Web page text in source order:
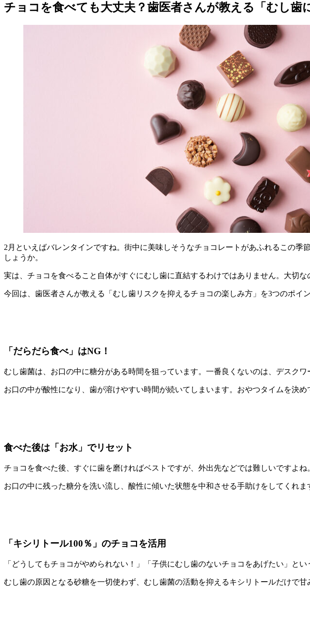
チョコを食べても大丈夫？歯医者さんが教える「むし歯
2月といえばバレンタインですね。街中に美味しそうなチョコレートがあふれるこの
しょうか。
実は、チョコを食べること自体がすぐにむし歯に直結するわけではありません。大切な
今回は、歯医者さんが教える「むし歯リスクを抑えるチョコの楽しみ方」を3つのポイ
「だらだら食べ」はNG！
むし歯菌は、お口の中に糖分がある時間を狙っています。一番良くないのは、デスク
お口の中が酸性になり、歯が溶けやすい時間が続いてしまいます。おやつタイムを決
食べた後は「お水」でリセット
チョコを食べた後、すぐに歯を磨ければベストですが、外出先などでは難しいですよ
お口の中に残った糖分を洗い流し、酸性に傾いた状態を中和させる手助けをしてくれ
「キシリトール100％」のチョコを活用
「どうしてもチョコがやめられない！」「子供にむし歯のないチョコをあげたい」と
むし歯の原因となる砂糖を一切使わず、むし歯菌の活動を抑えるキシリトールだけで